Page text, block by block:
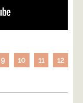
9 10 11 12